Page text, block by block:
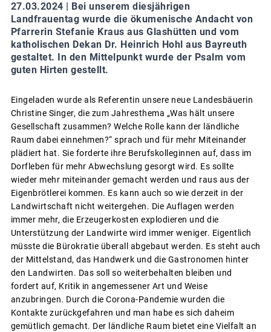
27.03.2024 |
Bei unserem diesjährigen
Landfrauentag wurde die ökumenische Andacht von
Pfarrerin Stefanie Kraus aus Glashütten und vom
katholischen Dekan Dr. Heinrich Hohl aus Bayreuth
gestaltet. In den Mittelpunkt wurde der Psalm vom
guten Hirten gestellt.
Eingeladen wurde als Referentin unsere neue Landesbäuerin
Christine Singer, die zum Jahresthema „Was hält unsere
Gesellschaft zusammen? Welche Rolle kann der ländliche
Raum dabei einnehmen?“ sprach und für mehr Miteinander
plädiert hat. Sie forderte ihre Berufskolleginnen auf, dass im
Dorfleben für mehr Abwechslung gesorgt wird. Es sollte
wieder mehr miteinander gemacht werden und raus aus der
Eigenbrötlerei kommen. Es kann auch so wie derzeit in der
Landwirtschaft nicht weitergehen. Die Auflagen werden
immer mehr, die Erzeugerkosten explodieren und die
Unterstützung der Landwirte wird immer weniger. Eigentlich
müsste die Bürokratie überall abgebaut werden. Es steht auch
der Mittelstand, das Handwerk und die Gastronomen hinter
den Landwirten. Das soll so weiterbehalten bleiben und
fordert auf, Kritik in angemessener Art und Weise
anzubringen. Durch die Corona-Pandemie wurden die
Kontakte zurückgefahren und man habe es sich daheim
gemütlich gemacht. Der ländliche Raum bietet eine Vielfalt an